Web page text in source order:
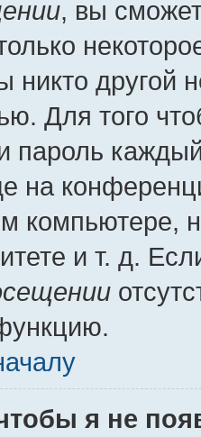
, вы
никто другой
Для того
пароль
на
компьютере,
и т. д.
я не